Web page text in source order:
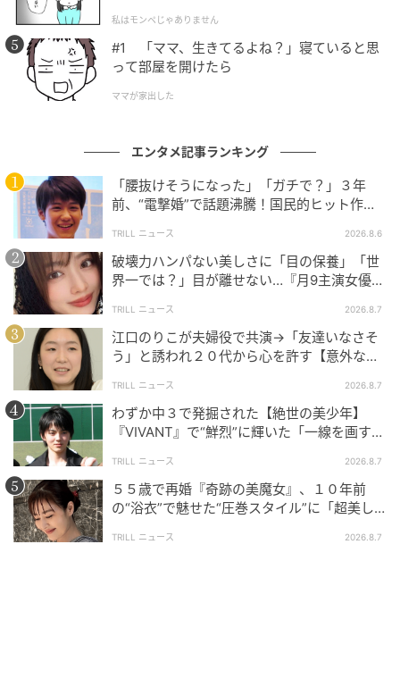
不祥事俳優は作品を殺すのか。韓国ドラマ業
界を揺るがす「逃れられないリスク」
の記事をもっとみる
私はモンペじゃありません
#1 「ママ、生きてるよね？」寝ていると思
って部屋を開けたら
ママが家出した
エンタメ記事ランキング
「腰抜けそうになった」「ガチで？」３年
前、“電撃婚”で話題沸騰！国民的ヒット作
TRILL ニュース 2026.8.6
破壊力ハンパない美しさに「目の保養」「世
界一では？」目が離せない…『月9主演女優
TRILL ニュース 2026.8.7
江口のりこが夫婦役で共演→「友達いなさそ
う」と誘われ２０代から心を許す【意外な親
TRILL ニュース 2026.8.7
わずか中３で発掘された【絶世の美少年】
『VIVANT』で“鮮烈”に輝いた「一線を画す」
TRILL ニュース 2026.8.7
５５歳で再婚『奇跡の美魔女』、１０年前
の“浴衣”で魅せた“圧巻スタイル”に「超美し
TRILL ニュース 2026.8.7